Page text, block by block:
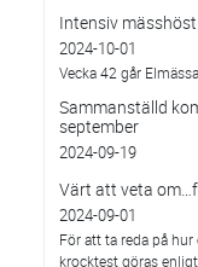
Intensiv
2024-10-01
Vecka 42 går
Sammanställd
september
2024-09-19
Värt att veta
2024-09-01
För att ta reda på
krocktest göras enligt